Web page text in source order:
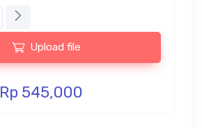
Upload file
Rp 545,000